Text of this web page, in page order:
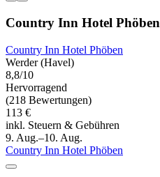
Country Inn Hotel Phöben
Country Inn Hotel Phöben
Werder (Havel)
8,8/10
Hervorragend
(218 Bewertungen)
113 €
inkl. Steuern & Gebühren
9. Aug.–10. Aug.
Country Inn Hotel Phöben